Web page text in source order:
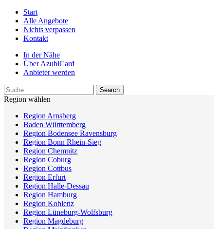
Start
Alle Angebote
Nichts verpassen
Kontakt
In der Nähe
Über AzubiCard
Anbieter werden
Region wählen
Region Arnsberg
Baden Württemberg
Region Bodensee Ravensburg
Region Bonn Rhein-Sieg
Region Chemnitz
Region Coburg
Region Cottbus
Region Erfurt
Region Halle-Dessau
Region Hamburg
Region Koblenz
Region Lüneburg-Wolfsburg
Region Magdeburg